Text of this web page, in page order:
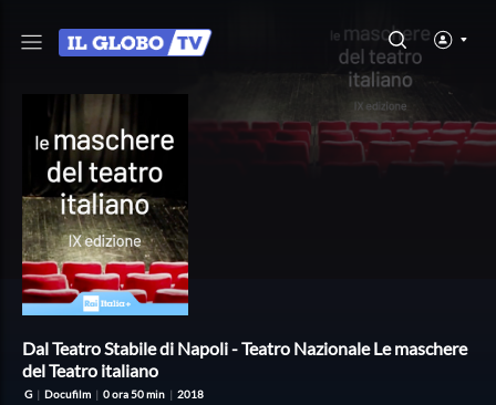
Dal Teatro Stabile di Napoli - Teatro Nazionale Le maschere
del Teatro italiano
G | Docufilm | 0 ora 50 min | 2018